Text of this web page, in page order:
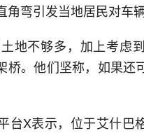
弯引发当地居民对车
地不够多，加上考虑
。他们坚称，如果还
台X表示，位于艾什巴